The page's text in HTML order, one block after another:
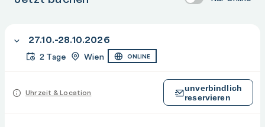
27.10.-28.10.2026
2 Tage Wien ONLINE
Uhrzeit & Location
unverbindlich
reservieren